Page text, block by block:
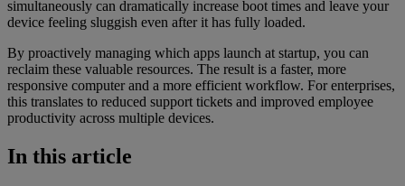
simultaneously can dramatically increase boot times and leave your
device feeling sluggish even after it has fully loaded.
By proactively managing which apps launch at startup, you can
reclaim these valuable resources. The result is a faster, more
responsive computer and a more efficient workflow. For enterprises,
this translates to reduced support tickets and improved employee
productivity across multiple devices.
In this article